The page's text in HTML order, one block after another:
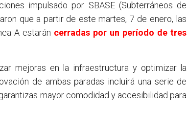
que a partir de este martes, 7 de enero, las
A estarán cerradas por un período de tres
mejoras en la infraestructura y optimizar la
de ambas paradas incluirá una serie de
mayor comodidad y accesibilidad para